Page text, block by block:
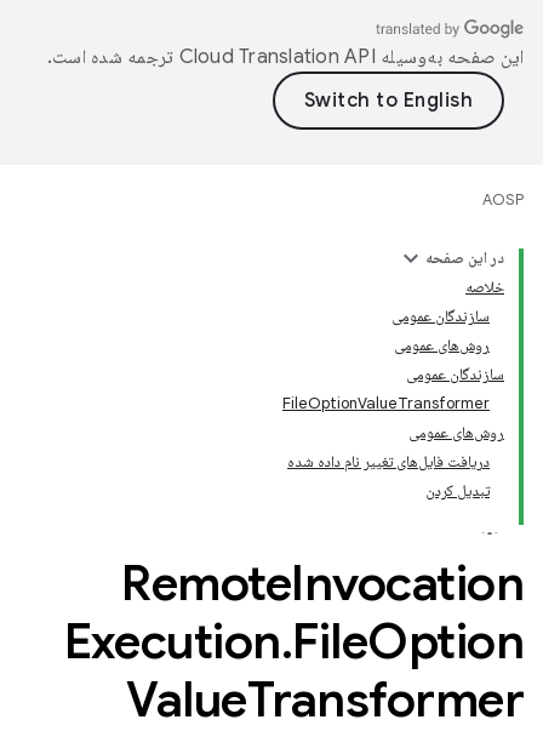
این صفحه به‌وسیله ترجمه شده است.
AOSP
در این صفحه
خلاصه
سازندگان عمومی
روش‌های عمومی
سازندگان عمومی
FileOptionValueTransformer
روش‌های عمومی
دریافت فایل‌های تغییر نام داده شده
تبدیل کردن
RemoteInvocation
Execution.FileOption
ValueTransformer